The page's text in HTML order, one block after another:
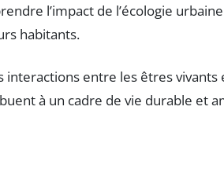
l’impact de l’écologie
habitants.